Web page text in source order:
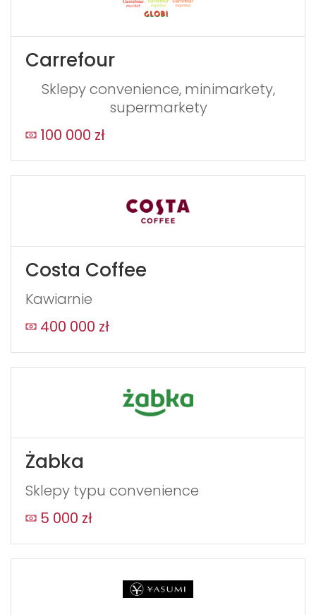
Carrefour
Sklepy convenience, minimarkety,
supermarkety
100 000 zł
Costa Coffee
Kawiarnie
400 000 zł
Żabka
Sklepy typu convenience
5 000 zł